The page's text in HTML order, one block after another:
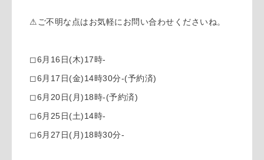
⚠︎ご不明な点はお気軽にお問い合わせくださいね。
◻︎6月16日(木)17時-
◻︎6月17日(金)14時30分-(予約済)
◻︎6月20日(月)18時-(予約済)
◻︎6月25日(土)14時-
◻︎6月27日(月)18時30分-